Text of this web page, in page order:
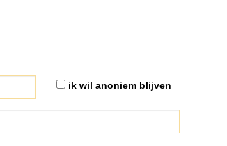
ik wil anoniem blijven